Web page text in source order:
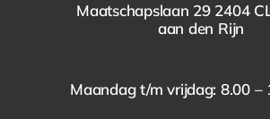
Maatschapslaan 29 2404
aan den Rijn
Maandag t/m vrijdag: 8.00 –